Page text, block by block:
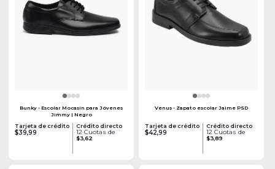
Bunky - Escolar Mocasín para Jóvenes
Jimmy | Negro
Tarjeta de crédito
$39,99
Crédito directo
12 Cuotas de
$3,62
Venus - Zapato escolar Jaime PSD
Tarjeta de crédito
$42,99
Crédito directo
12 Cuotas de
$3,89